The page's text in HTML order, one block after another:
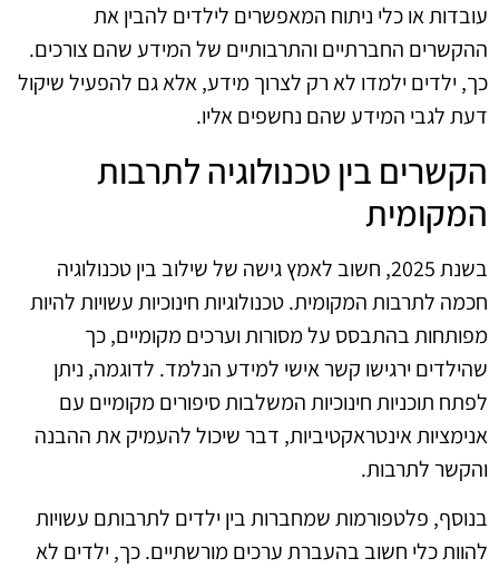
עובדות או כלי ניתוח המאפשרים לילדים להבין את
ההקשרים החברתיים והתרבותיים של המידע שהם צורכים.
כך, ילדים ילמדו לא רק לצרוך מידע, אלא גם להפעיל שיקול
דעת לגבי המידע שהם נחשפים אליו.
הקשרים בין טכנולוגיה לתרבות
המקומית
בשנת 2025, חשוב לאמץ גישה של שילוב בין טכנולוגיה
חכמה לתרבות המקומית. טכנולוגיות חינוכיות עשויות להיות
מפותחות בהתבסס על מסורות וערכים מקומיים, כך
שהילדים ירגישו קשר אישי למידע הנלמד. לדוגמה, ניתן
לפתח תוכניות חינוכיות המשלבות סיפורים מקומיים עם
אנימציות אינטראקטיביות, דבר שיכול להעמיק את ההבנה
והקשר לתרבות.
בנוסף, פלטפורמות שמחברות בין ילדים לתרבותם עשויות
להוות כלי חשוב בהעברת ערכים מורשתיים. כך, ילדים לא